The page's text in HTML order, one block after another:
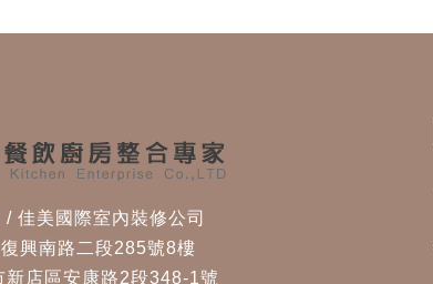
佳美國際室內裝修公司
興南路二段285號8樓
新店區安康路2段348-1號